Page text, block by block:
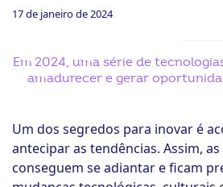
17 de janeiro de 2024
Em 2024, uma série de
amadurecer e gerar
Um dos segredos para inovar é
antecipar as tendências. Assim,
conseguem se adiantar e ficam